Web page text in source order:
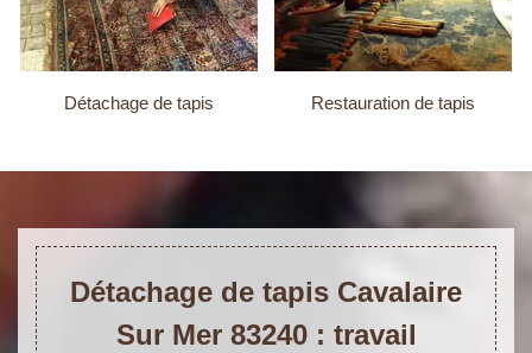
Détachage de tapis Restauration de tapis
Détachage de tapis Cavalaire
Sur Mer 83240 : travail